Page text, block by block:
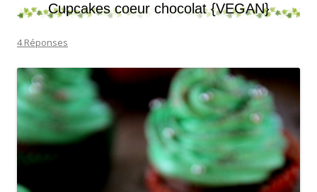
Cupcakes coeur chocolat {VEGAN}
4 Réponses